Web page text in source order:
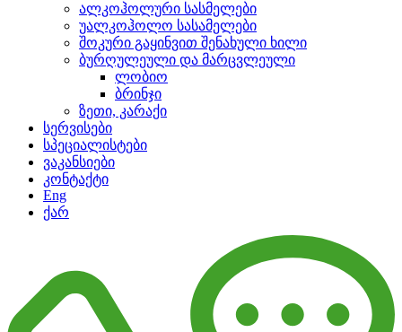
ალკოჰოლური სასმელები
უალკოჰოლო სასამელები
შოკური გაყინვით შენახული ხილი
ბურღულეული და მარცვლეული
ლობიო
ბრინჯი
ზეთი, კარაქი
სერვისები
სპეციალისტები
ვაკანსიები
კონტაქტი
Eng
ქარ